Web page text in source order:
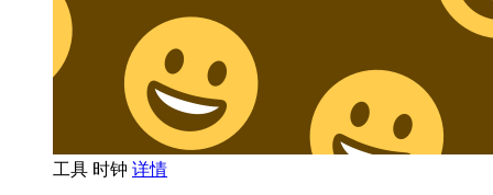
工具 时钟 详情